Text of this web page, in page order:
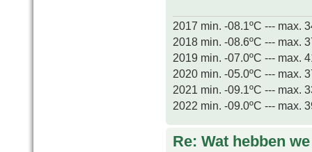
2017 min. -08.1ºC --- max.
2018 min. -08.6ºC --- max.
2019 min. -07.0ºC --- max.
2020 min. -05.0ºC --- max.
2021 min. -09.1ºC --- max.
2022 min. -09.0ºC --- max.
Re: Wat hebben